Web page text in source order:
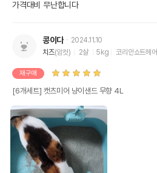
가격대비 무난합니다
콩이다
2024.11.10
치즈(암컷) 2살 5kg 코리안쇼트헤어
재구매
[6개세트] 캣츠미어 냥이샌드 무향 4L